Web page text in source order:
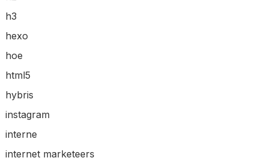
h3
hexo
hoe
html5
hybris
instagram
interne
internet marketeers